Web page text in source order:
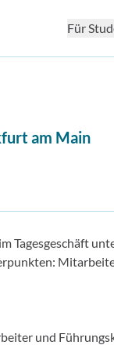
Für
am Main
im Tagesgeschäft
und